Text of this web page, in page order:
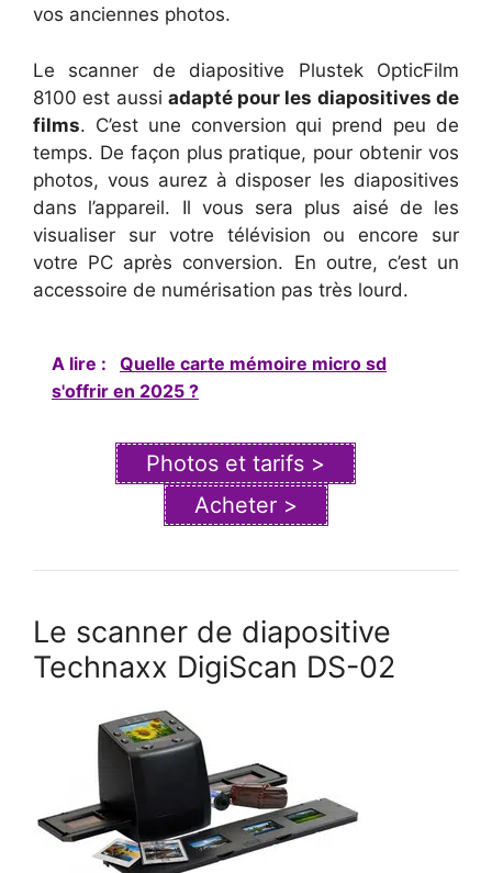
vos anciennes photos.
Le scanner de diapositive Plustek OpticFilm
8100 est aussi adapté pour les diapositives de
films. C’est une conversion qui prend peu de
temps. De façon plus pratique, pour obtenir vos
photos, vous aurez à disposer les diapositives
dans l’appareil. Il vous sera plus aisé de les
visualiser sur votre télévision ou encore sur
votre PC après conversion. En outre, c’est un
accessoire de numérisation pas très lourd.
A lire :
Quelle carte mémoire micro sd
s'offrir en 2025 ?
Photos et tarifs >
Acheter >
Le scanner de diapositive
Technaxx DigiScan DS-02